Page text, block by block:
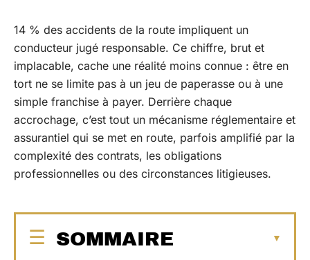
14 % des accidents de la route impliquent un
conducteur jugé responsable. Ce chiffre, brut et
implacable, cache une réalité moins connue : être en
tort ne se limite pas à un jeu de paperasse ou à une
simple franchise à payer. Derrière chaque
accrochage, c’est tout un mécanisme réglementaire et
assurantiel qui se met en route, parfois amplifié par la
complexité des contrats, les obligations
professionnelles ou des circonstances litigieuses.
SOMMAIRE